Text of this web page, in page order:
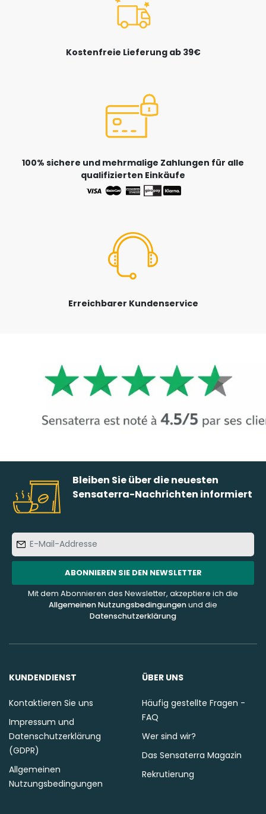
Kostenfreie Lieferung ab 39€
100% sichere und mehrmalige Zahlungen für alle
qualifizierten Einkäufe
Erreichbarer Kundenservice
Bleiben Sie über die neuesten
Sensaterra-Nachrichten informiert
Mail-
Addresse
ABONNIEREN SIE DEN NEWSLETTER
Mit dem Abonnieren des Newsletter, akzeptiere ich die
Allgemeinen Nutzungsbedingungenund die
Datenschutzerklärung
KUNDENDIENST
Kontaktieren Sie uns
Impressum und
Datenschutzerklärung
(GDPR)
Allgemeinen
Nutzungsbedingungen
ÜBER UNS
Häufig gestellte Fragen -
FAQ
Wer sind wir?
Das Sensaterra Magazin
Rekrutierung